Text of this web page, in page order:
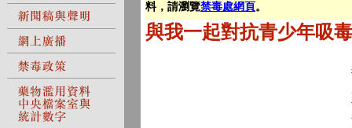
料，請瀏覽禁毒處網頁。
與我一起對抗青少年吸